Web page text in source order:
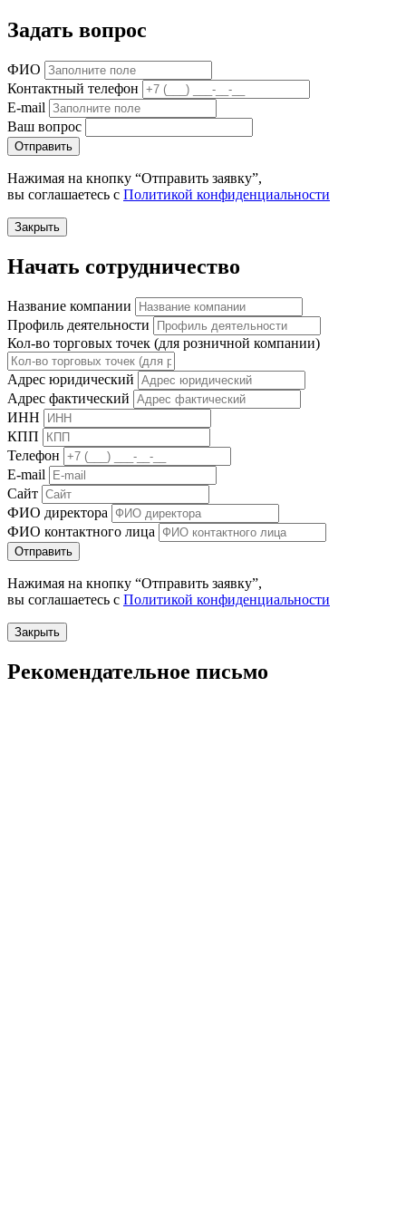
Задать вопрос
ФИО
Контактный телефон
E-mail
Ваш вопрос
Отправить
Нажимая на кнопку “Отправить заявку”,
вы соглашаетесь с Политикой конфиденциальности
Закрыть
Начать сотрудничество
Название компании
Профиль деятельности
Кол-во торговых точек (для розничной компании)
Адрес юридический
Адрес фактический
ИНН
КПП
Телефон
E-mail
Сайт
ФИО директора
ФИО контактного лица
Отправить
Нажимая на кнопку “Отправить заявку”,
вы соглашаетесь с Политикой конфиденциальности
Закрыть
Рекомендательное письмо